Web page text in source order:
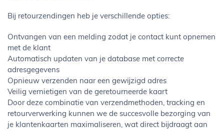
Bij retourzendingen heb je verschillende opties:
Ontvangen van een melding zodat je contact kunt opnemen
met de klant
Automatisch updaten van je database met correcte
adresgegevens
Opnieuw verzenden naar een gewijzigd adres
Veilig vernietigen van de geretourneerde kaart
Door deze combinatie van verzendmethoden, tracking en
retourverwerking kunnen we de succesvolle bezorging van
je klantenkaarten maximaliseren, wat direct bijdraagt aan